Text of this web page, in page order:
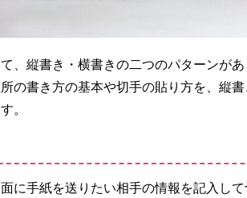
、縦書き・横書きの二つのパターンがあ
の書き方の基本や切手の貼り方を、縦
。
に手紙を送りたい相手の情報を記入し